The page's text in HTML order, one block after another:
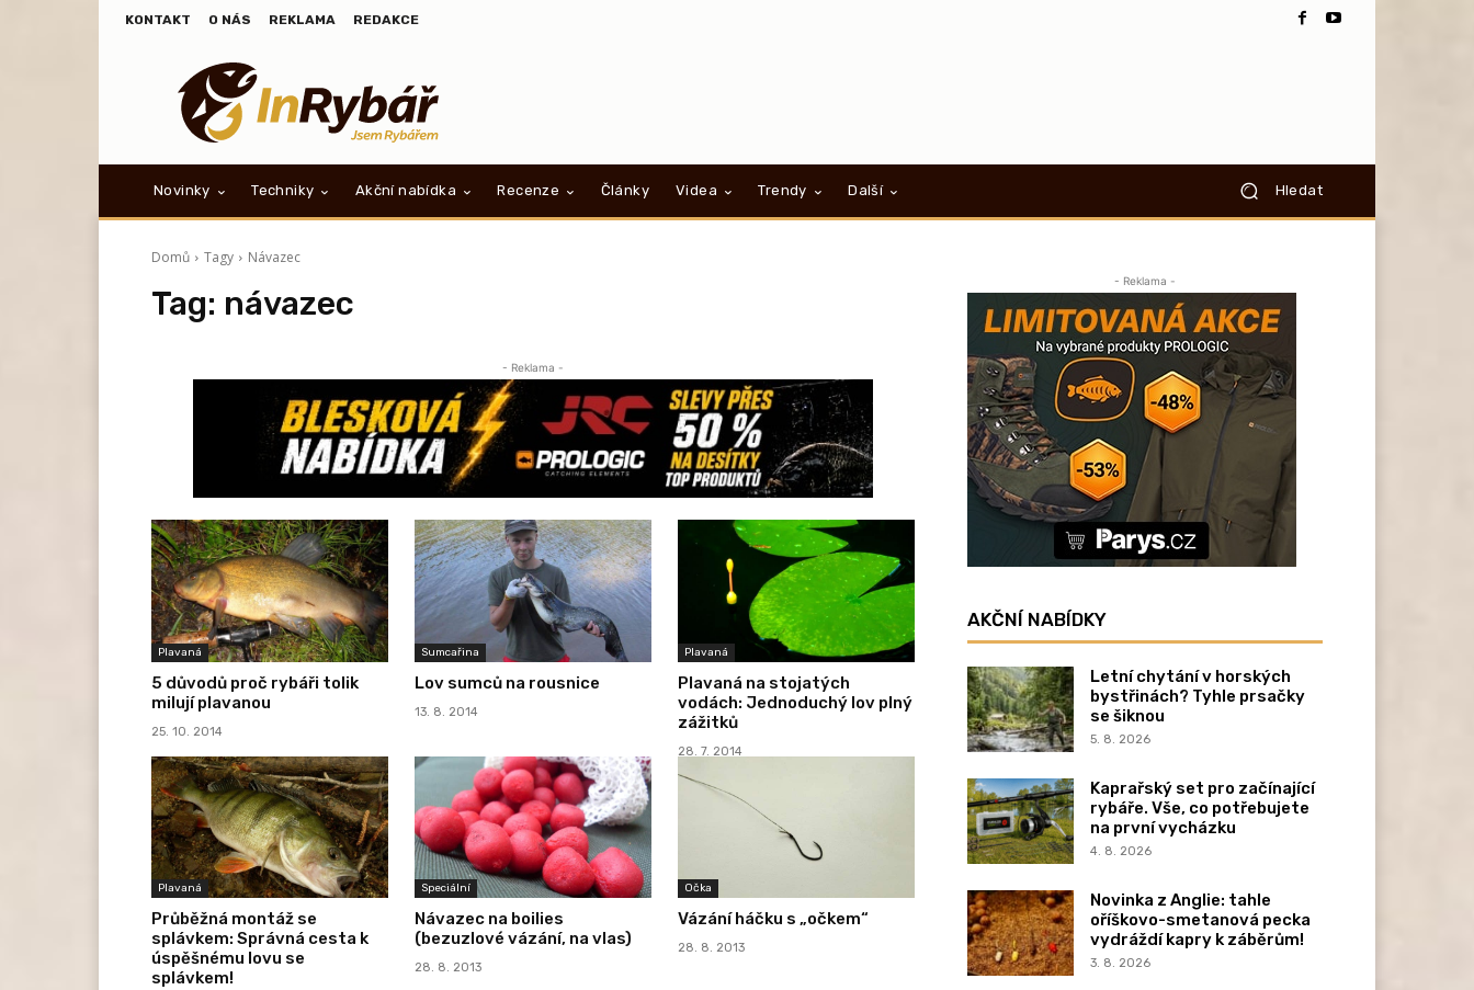
KONTAKT O NÁS REKLAMA REDAKCE
Novinky Techniky Akční nabídka Recenze Články Videa Trendy Další Hledat
Domů Tagy Návazec
Tag: návazec
- Reklama -
Plavaná
5 důvodů proč rybáři tolik
milují plavanou
25. 10. 2014
Sumcařina
Lov sumců na rousnice
13. 8. 2014
Plavaná
Plavaná na stojatých
vodách: Jednoduchý lov plný
zážitků
28. 7. 2014
Plavaná
Průběžná montáž se
splávkem: Správná cesta k
úspěšnému lovu se
splávkem!
Speciální
Návazec na boilies
(bezuzlové vázání, na vlas)
28. 8. 2013
Očka
Vázání háčku s „očkem“
28. 8. 2013
- Reklama -
AKČNÍ NABÍDKY
Letní chytání v horských
bystřinách? Tyhle prsačky
se šiknou
5. 8. 2026
Kaprařský set pro začínající
rybáře. Vše, co potřebujete
na první vycházku
4. 8. 2026
Novinka z Anglie: tahle
oříškovo-smetanová pecka
vydráždí kapry k záběrům!
3. 8. 2026